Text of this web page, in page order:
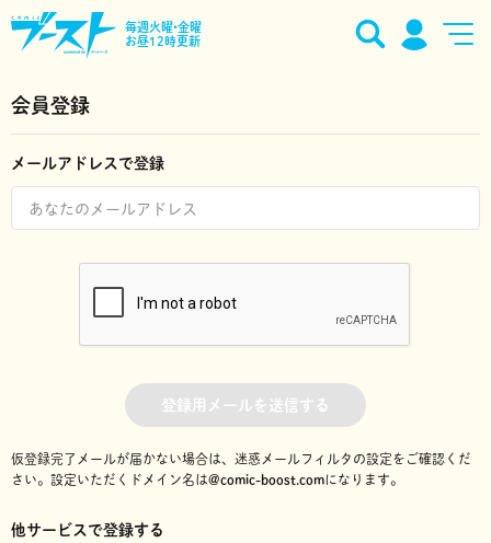
毎週火曜•金曜
お昼12時更新
会員登録
メールアドレスで登録
登録用メールを送信する
仮登録完了メールが届かない場合は、迷惑メールフィルタの設定をご確認くだ
さい。 設定いただくドメイン名は@comic-boost.comになります。
他サービスで登録する